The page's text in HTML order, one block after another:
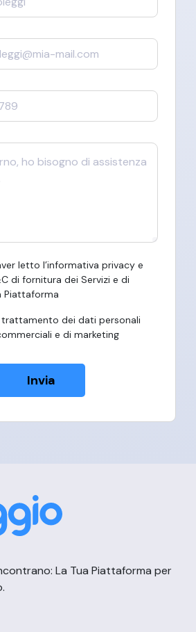
letto l’informativa privacy e
di fornitura dei Servizi e di
Piattaforma
dei dati personali
e di marketing
Invia
La Tua Piattaforma per